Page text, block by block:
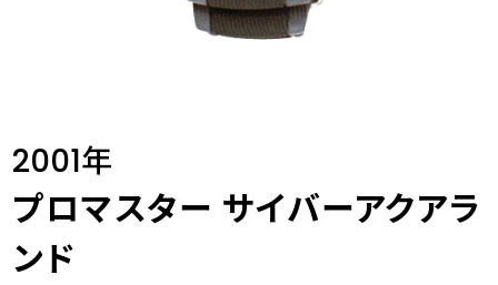
2001年
プロマスター サイバーアクアラ
ンド